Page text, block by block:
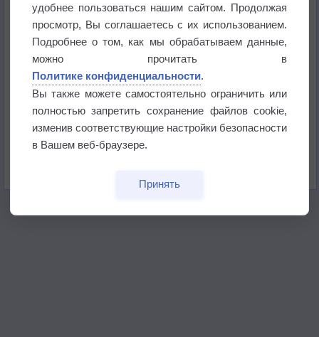
В Центральной России наступают самые жаркие
Дневная температура воздуха в ОАЭ превысила
+51°
Европейские столицы бьют рекорды жары
Впервые за 155 лет в Лондоне в течение месяца
удобнее пользоваться нашим сайтом. Продолжая
просмотр, Вы соглашаетесь с их использованием.
Подробнее о том, как мы обрабатываем данные,
можно прочитать в
Политике конфиденциальности.
Вы также можете самостоятельно ограничить или
полностью запретить сохранение файлов cookie,
изменив соответствующие настройки безопасности
в Вашем веб-браузере.
Принять